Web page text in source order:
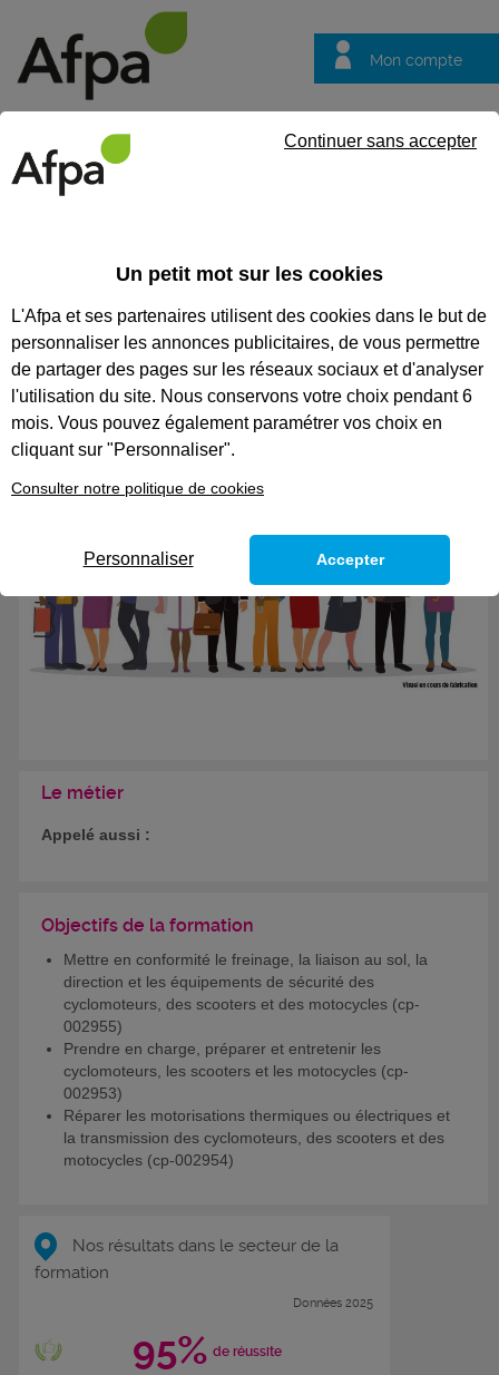
Mon compte
questions
CODES
MÉCANICIEN RÉPARATEUR DE
MOTOCYCLES
Le métier
Appelé aussi :
Objectifs de la formation
Mettre en conformité le freinage, la liaison au sol, la
direction et les équipements de sécurité des
cyclomoteurs, des scooters et des motocycles (cp-
002955)
Prendre en charge, préparer et entretenir les
cyclomoteurs, les scooters et les motocycles (cp-
002953)
Réparer les motorisations thermiques ou électriques et
la transmission des cyclomoteurs, des scooters et des
motocycles (cp-002954)
Nos résultats dans le secteur de la
formation
Données 2025
95% de réussite
Un petit mot sur les cookies
L'Afpa et ses partenaires utilisent des cookies dans le but de
personnaliser les annonces publicitaires, de vous permettre
de partager des pages sur les réseaux sociaux et d'analyser
l'utilisation du site. Nous conservons votre choix pendant 6
mois. Vous pouvez également paramétrer vos choix en
cliquant sur "Personnaliser".
Consulter notre politique de cookies
Continuer sans accepter
Personnaliser Accepter